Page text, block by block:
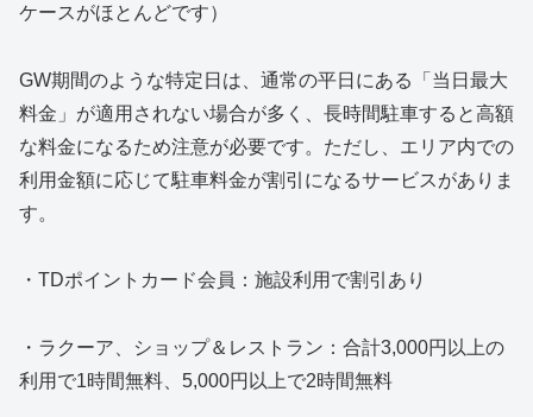
ケースがほとんどです）
GW期間のような特定日は、通常の平日にある「当日最大
料金」が適用されない場合が多く、長時間駐車すると高額
な料金になるため注意が必要です。ただし、エリア内での
利用金額に応じて駐車料金が割引になるサービスがありま
す。
・TDポイントカード会員：施設利用で割引あり
・ラクーア、ショップ＆レストラン：合計3,000円以上の
利用で1時間無料、5,000円以上で2時間無料